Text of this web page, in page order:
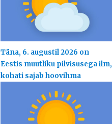
Täna, 6. augustil 2026 on
Eestis muutliku pilvisusega ilm,
kohati sajab hoovihma